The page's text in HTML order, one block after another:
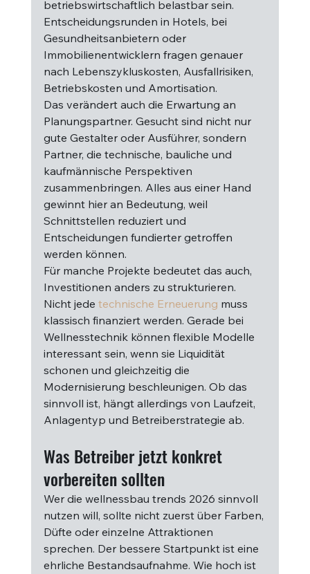
betriebswirtschaftlich belastbar sein.
Entscheidungsrunden in Hotels, bei
Gesundheitsanbietern oder
Immobilienentwicklern fragen genauer
nach Lebenszykluskosten, Ausfallrisiken,
Betriebskosten und Amortisation.
Das verändert auch die Erwartung an
Planungspartner. Gesucht sind nicht nur
gute Gestalter oder Ausführer, sondern
Partner, die technische, bauliche und
kaufmännische Perspektiven
zusammenbringen. Alles aus einer Hand
gewinnt hier an Bedeutung, weil
Schnittstellen reduziert und
Entscheidungen fundierter getroffen
werden können.
Für manche Projekte bedeutet das auch,
Investitionen anders zu strukturieren.
Nicht jede technische Erneuerung muss
klassisch finanziert werden. Gerade bei
Wellnesstechnik können flexible Modelle
interessant sein, wenn sie Liquidität
schonen und gleichzeitig die
Modernisierung beschleunigen. Ob das
sinnvoll ist, hängt allerdings von Laufzeit,
Anlagentyp und Betreiberstrategie ab.
Was Betreiber jetzt konkret
vorbereiten sollten
Wer die wellnessbau trends 2026 sinnvoll
nutzen will, sollte nicht zuerst über Farben,
Düfte oder einzelne Attraktionen
sprechen. Der bessere Startpunkt ist eine
ehrliche Bestandsaufnahme. Wie hoch ist